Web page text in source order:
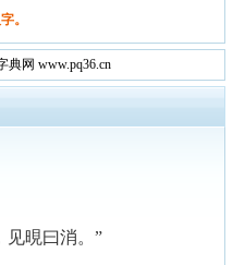
。
典网 www.pq36.cn
见晛曰消。”